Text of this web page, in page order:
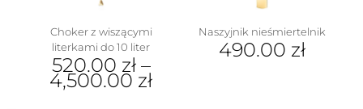
produktu
Choker z wiszącymi
literkami do 10 liter
520.00 zł–
4,500.00 zł
Naszyjnik nieśmiertelnik
490.00 zł